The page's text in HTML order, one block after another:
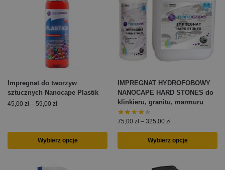
Impregnat do tworzyw
sztucznych Nanocape Plastik
45,00 zł – 59,00 zł
Wybierz opcje
IMPREGNAT HYDROFOBOWY
NANOCAPE HARD STONES do
klinkieru, granitu, marmuru
75,00 zł – 325,00 zł
Wybierz opcje